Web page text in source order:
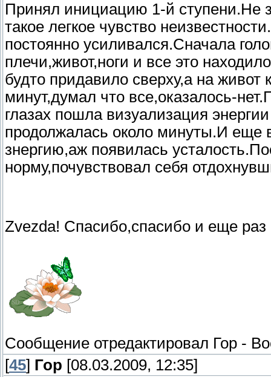
Принял инициацию 1-й ступени.Не
такое легкое чувство
постоянно усиливался.Сначала
плечи,живот,ноги и все это
будто придавило сверху,а на живот
минут,думал что все,оказалось-
глазах пошла визуализация
продолжалась около минуты.И еще
знергию,аж появилась
норму,почувствовал себя
Zvezda! Спасибо,спасибо и еще
Сообщение отредактировал Гор -
[45] Гор [08.03.2009, 12:35]